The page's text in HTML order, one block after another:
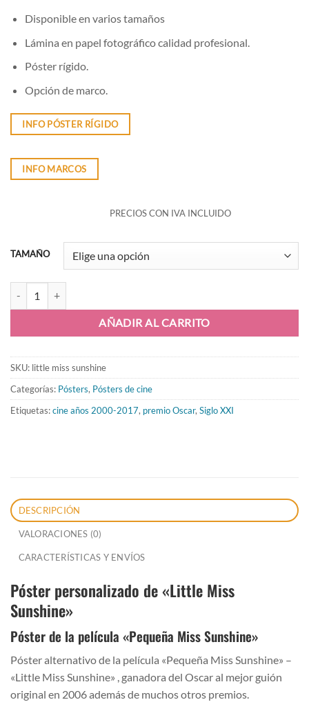
Disponible en varios tamaños
Lámina en papel fotográfico calidad profesional.
Póster rígido.
Opción de marco.
INFO PÓSTER RÍGIDO
INFO MARCOS
PRECIOS CON IVA INCLUIDO
TAMAÑO
AÑADIR AL CARRITO
SKU: little miss sunshine
Categorías: Pósters, Pósters de cine
Etiquetas:cine años 2000-2017, premio Oscar, Siglo XXI
DESCRIPCIÓN
VALORACIONES (0)
CARACTERÍSTICAS Y ENVÍOS
Póster personalizado de «Little Miss
Sunshine»
Póster de la película «Pequeña Miss Sunshine»
Póster alternativo de la película «Pequeña Miss Sunshine» –
«Little Miss Sunshine» , ganadora del Oscar al mejor guión
original en 2006 además de muchos otros premios.